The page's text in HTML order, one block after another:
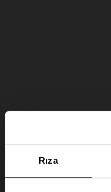
Rıza